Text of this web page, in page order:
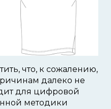
что, к сожалению,
далеко не
для цифровой
методики